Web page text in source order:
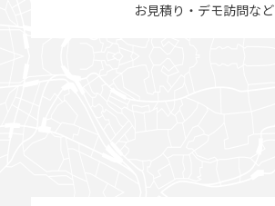
お見積り・デモ訪問など